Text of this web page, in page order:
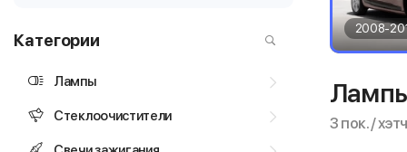
Категории
Лампы
Стеклоочистители
2008-
3 пок. /